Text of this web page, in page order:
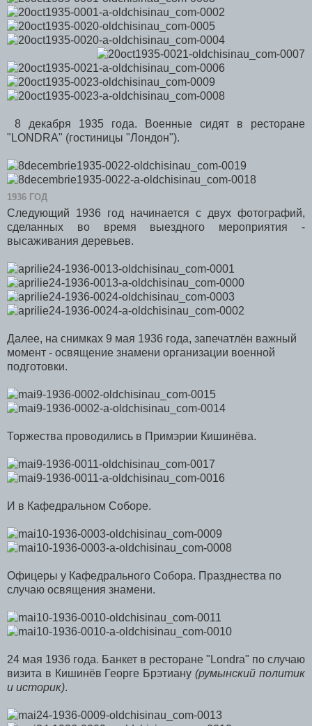
8 декабря 1935 года. Военные сидят в ресторане
"LONDRA" (гостиницы "Лондон").
1936 ГОД
Следующий 1936 год начинается с двух фотографий,
сделанных во время выездного мероприятия -
высаживания деревьев.
Далее, на снимках 9 мая 1936 года, запечатлён важный
момент - освящение знамени организации военной
подготовки.
Торжества проводились в Примэрии Кишинёва.
И в Кафедральном Соборе.
Офицеры у Кафедрального Собора. Празднества по
случаю освящения знамени.
24 мая 1936 года. Банкет в ресторане "Londra" по случаю
визита в Кишинёв Георге Брэтиану(румынский политик
и историк).